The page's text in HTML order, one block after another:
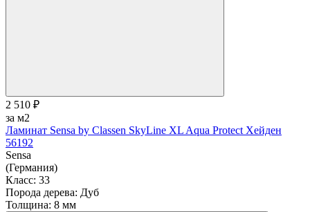
2 510 ₽
за м2
Ламинат Sensa by Classen SkyLine XL Aqua Protect Хейден
56192
Sensa
(Германия)
Класс: 33
Порода дерева: Дуб
Толщина: 8 мм